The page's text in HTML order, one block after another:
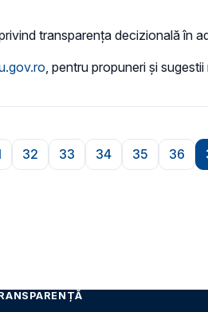
transparența decizională în
, pentru propuneri și
Pagina
32
Pagina
33
Pagina
34
Pagina
35 36